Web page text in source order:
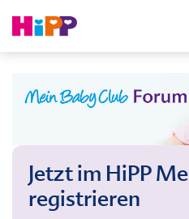
Jetzt im HiPP
registrieren